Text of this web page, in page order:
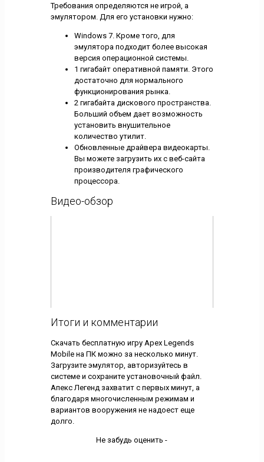
Требования определяются не игрой, а
эмулятором. Для его установки нужно:
Windows 7. Кроме того, для
эмулятора подходит более высокая
версия операционной системы.
1 гигабайт оперативной памяти. Этого
достаточно для нормального
функционирования рынка.
2 гигабайта дискового пространства.
Больший объем дает возможность
установить внушительное
количество утилит.
Обновленные драйвера видеокарты.
Вы можете загрузить их с веб-сайта
производителя графического
процессора.
Видео-обзор
Итоги и комментарии
Скачать бесплатную игру Apex Legends
Mobile на ПК можно за несколько минут.
Загрузите эмулятор, авторизуйтесь в
системе и сохраните установочный файл.
Апекс Легенд захватит с первых минут, а
благодаря многочисленным режимам и
вариантов вооружения не надоест еще
долго.
Не забудь оценить -